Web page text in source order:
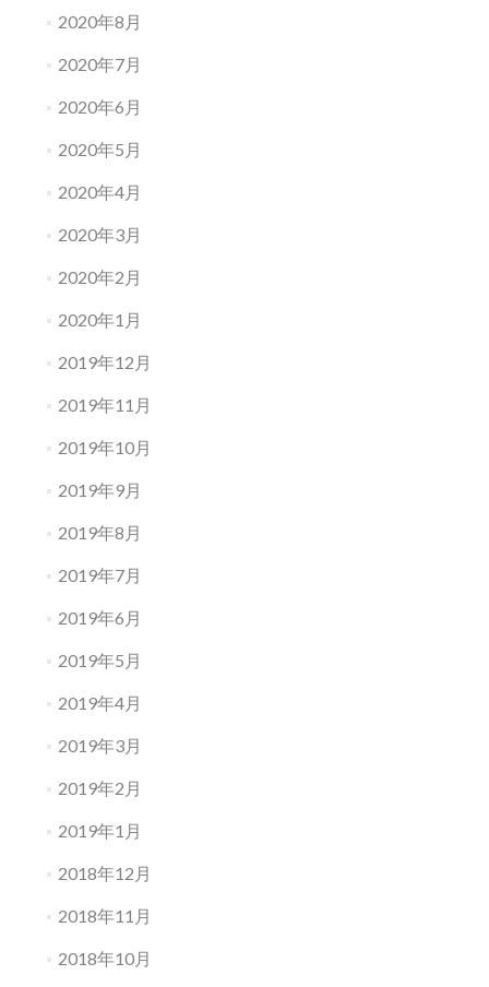
2020年8月
2020年7月
2020年6月
2020年5月
2020年4月
2020年3月
2020年2月
2020年1月
2019年12月
2019年11月
2019年10月
2019年9月
2019年8月
2019年7月
2019年6月
2019年5月
2019年4月
2019年3月
2019年2月
2019年1月
2018年12月
2018年11月
2018年10月